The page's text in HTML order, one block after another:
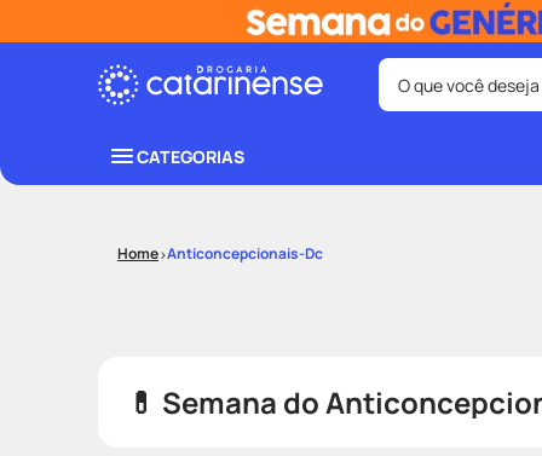
O que você deseja
CATEGORIAS
Anticoncepcionais-Dc
💊 Semana do